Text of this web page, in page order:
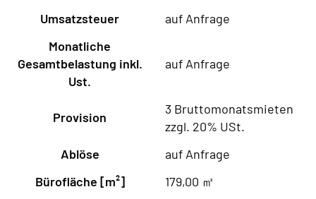
Umsatzsteuer
auf Anfrage
Monatliche
Gesamtbelastung inkl.
Ust.
auf Anfrage
Provision
3 Bruttomonatsmieten
zzgl. 20% USt.
Ablöse
auf Anfrage
Bürofläche [m²]
179,00 ㎡